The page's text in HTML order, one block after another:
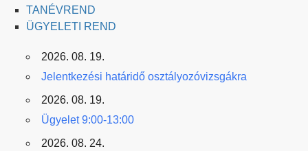
TANÉVREND
ÜGYELETI REND
2026. 08. 19.
Jelentkezési határidő osztályozóvizsgákra
2026. 08. 19.
Ügyelet 9:00-13:00
2026. 08. 24.